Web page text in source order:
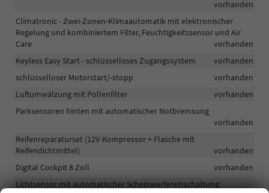
vorhanden
Climatronic - Zwei-Zonen-Klimaautomatik mit elektronischer
Regelung und kombiniertem Filter, Feuchtigkeitssensor und Air
Care
vorhanden
Keyless Easy Start - schlüsselloses Zugangssystem
vorhanden
schlüsselloser Motorstart/-stopp
vorhanden
Luftumwälzung mit Pollenfilter
vorhanden
Parksensoren hinten mit automatischer Notbremsung
vorhanden
Reifenreparaturset (12V-Kompressor + Flasche mit
Reifendichtmittel)
vorhanden
Digital Cockpit 8 Zoll
vorhanden
Lichtsensor mit automatischer Scheinwerfereinschaltung